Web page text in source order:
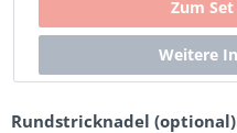
Rundstricknadel (optional)